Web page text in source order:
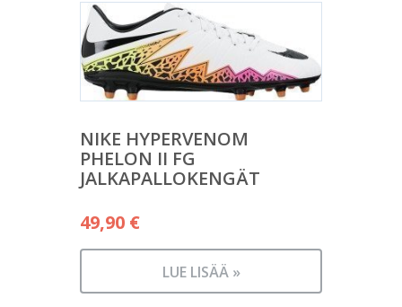
NIKE HYPERVENOM
PHELON II FG
JALKAPALLOKENGÄT
49,90 €
LUE LISÄÄ »